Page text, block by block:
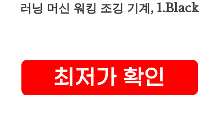
러닝 머신 워킹 조깅 기계, 1.Black